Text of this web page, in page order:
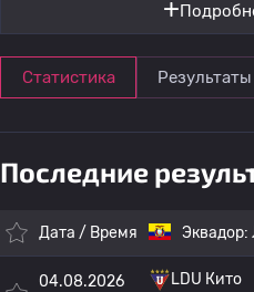
Статистика Результаты
Последние
Дата / Время Эквадор:
04.08.2026
LDU Кито